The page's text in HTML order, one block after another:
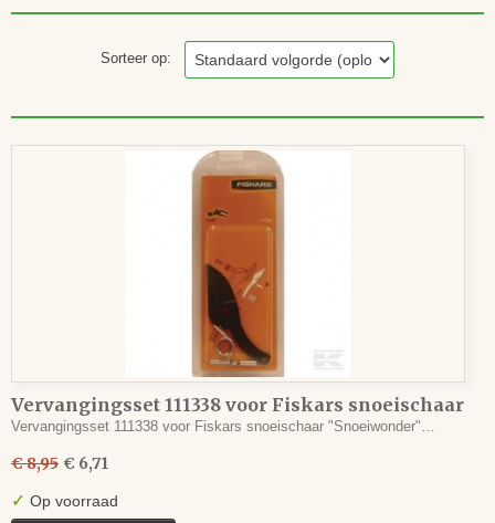
Sorteer op:
Vervangingsset 111338 voor Fiskars snoeischaar
111330
Vervangingsset 111338 voor Fiskars snoeischaar "Snoeiwonder"…
€ 8,95 € 6,71
✓ Op voorraad